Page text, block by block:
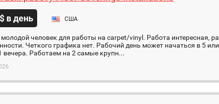
в день США
молодой человек для работы на carpet/vinyl. Работа интересная,
Четкого графика нет. Рабочий день может начаться в 5
вечера. Работаем на 2 самые крупн...